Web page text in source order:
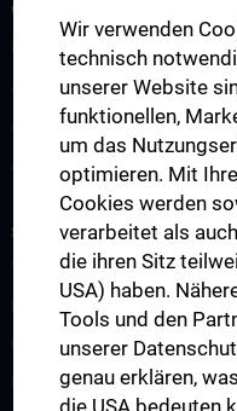
WISSENSCHAFT &
Research and Development
ARGE Radtke
ARGE Aszmann
ARGE Placheta-Györi
STUDIUM, AUS- UND
Vorlesungsverzeichnis
Famulaturen & Klinische
Klinisch-Praktisches Jahr
Diplomarbeiten
Wir verwenden
technisch
unserer Website
funktionellen,
um das
optimieren. Mit
Cookies werden
verarbeitet als
die ihren Sitz
USA) haben.
Tools und den
unserer
genau erklären,
die USA bedeuten